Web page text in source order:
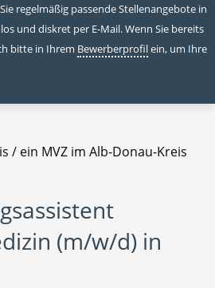
regelmäßig passende Stellenangebote in
und diskret per E-Mail. Wenn Sie bereits
bitte in Ihrem Bewerberprofilein, um Ihre
/ ein MVZ im Alb-Donau-Kreis
(m/w/d) in